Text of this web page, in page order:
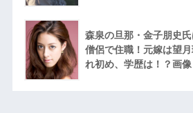
森泉の旦那・金子朋史
僧侶で住職！元嫁は望
れ初め、学歴は！？画像